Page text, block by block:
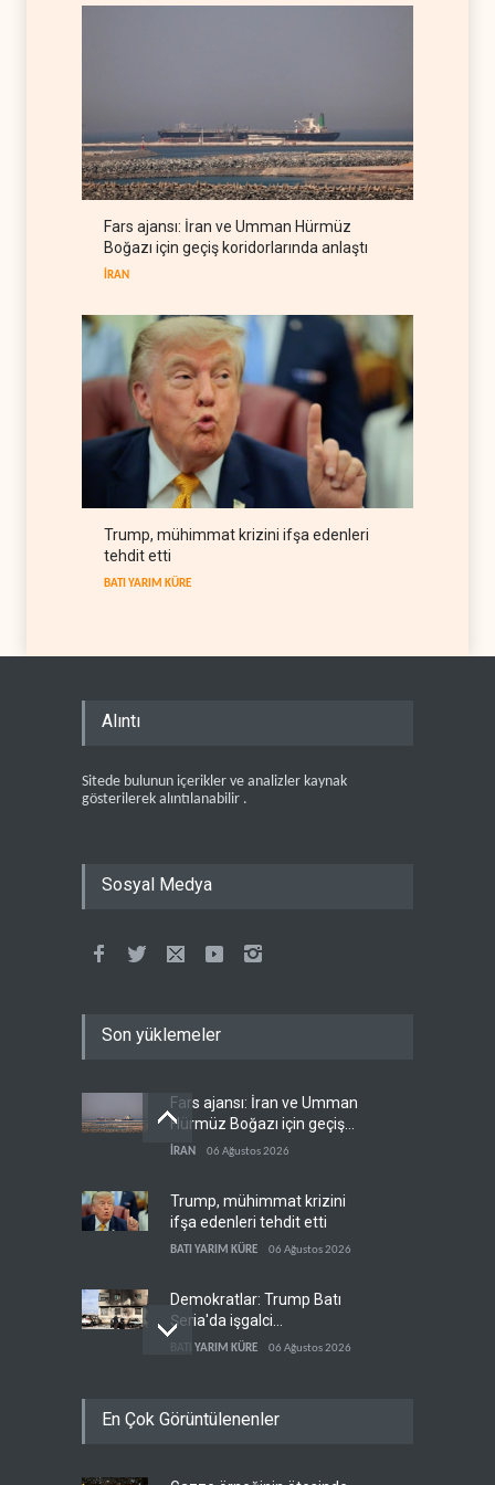
BM yetkilisinden İsrail'e gizli
belge akışı
BATI YARIM KÜRE 06 Ağustos 2026
ABD'den Küba ordusuna
yeni yaptırımlar
Fars ajansı: İran ve Umman Hürmüz
Boğazı için geçiş koridorlarında anlaştı
İRAN
Trump, mühimmat krizini ifşa edenleri
tehdit etti
BATI YARIM KÜRE
Alıntı
Sitede bulunun içerikler ve analizler kaynak
gösterilerek alıntılanabilir .
Sosyal Medya
Son yüklemeler
Fars ajansı: İran ve Umman
Hürmüz Boğazı için geçiş
koridorlarında anlaştı
İRAN 06 Ağustos 2026
Trump, mühimmat krizini
ifşa edenleri tehdit etti
BATI YARIM KÜRE 06 Ağustos 2026
Demokratlar: Trump Batı
Şeria'da işgalci
yerleşimcilere cezasızlık
BATI YARIM KÜRE 06 Ağustos 2026
koşuyor
En Çok Görüntülenenler